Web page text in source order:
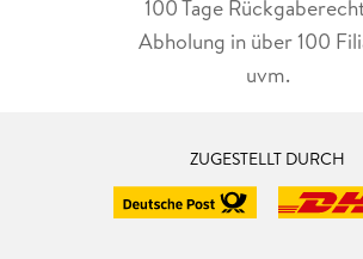
100 Tage
Abholung in über 100
uvm.
ZUGESTELLT DURCH